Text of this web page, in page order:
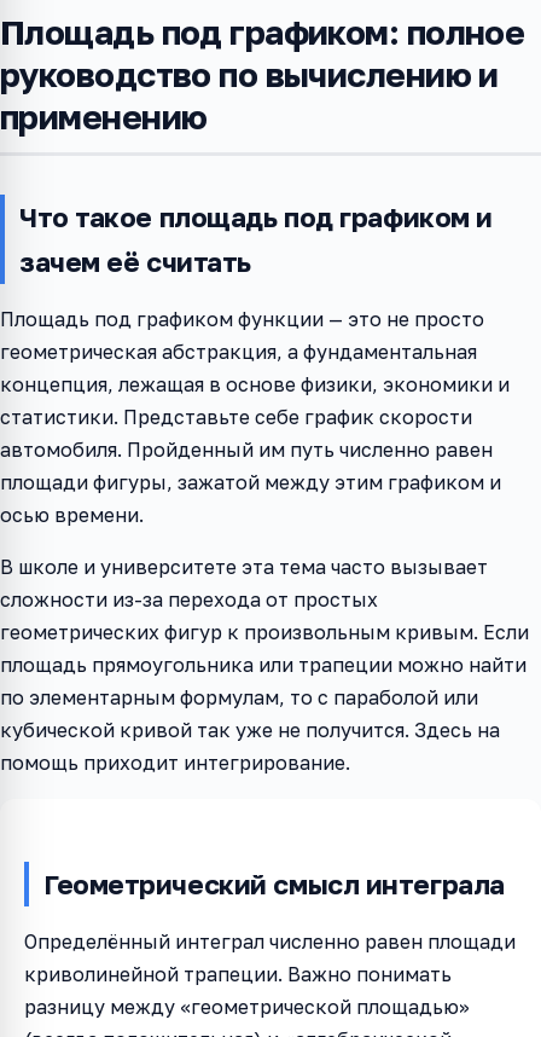
Площадь под графиком: полное
руководство по вычислению и
применению
Что такое площадь под графиком и
зачем её считать
Площадь под графиком функции — это не просто
геометрическая абстракция, а фундаментальная
концепция, лежащая в основе физики, экономики и
статистики. Представьте себе график скорости
автомобиля. Пройденный им путь численно равен
площади фигуры, зажатой между этим графиком и
осью времени.
В школе и университете эта тема часто вызывает
сложности из-за перехода от простых
геометрических фигур к произвольным кривым. Если
площадь прямоугольника или трапеции можно найти
по элементарным формулам, то с параболой или
кубической кривой так уже не получится. Здесь на
помощь приходит интегрирование.
Геометрический смысл интеграла
Определённый интеграл численно равен площади
криволинейной трапеции. Важно понимать
разницу между «геометрической площадью»